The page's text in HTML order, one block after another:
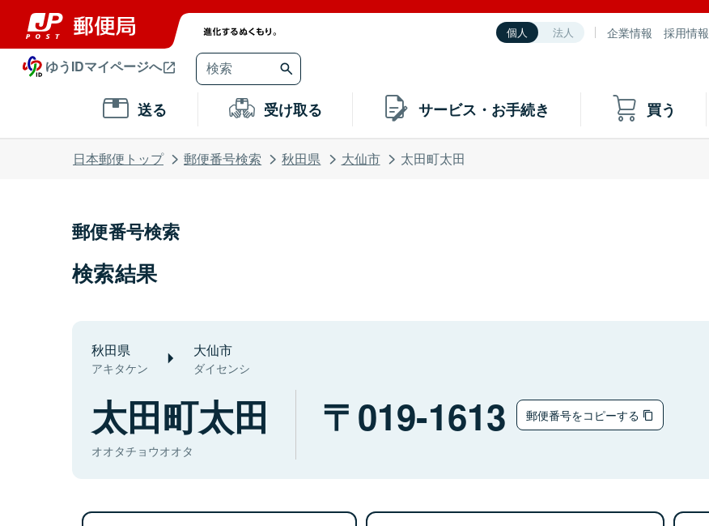
個人 法人 企業情報 採用情報
ゆうIDマイページへ
送る 受け取る サービス・お手続き 買う
日本郵便トップ 郵便番号検索 秋田県 大仙市 太田町太田
郵便番号検索
検索結果
秋田県
アキタケン
大仙市
ダイセンシ
太田町太田
オオタチョウオオタ
019-1613 郵便番号をコピーする